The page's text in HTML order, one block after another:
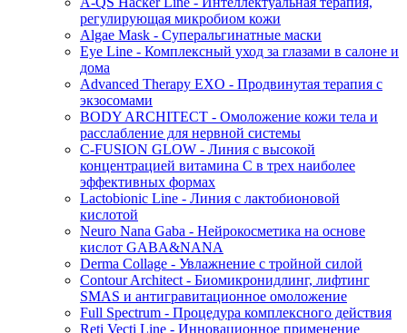
регулирующая микробиом кожи
Algae Mask - Суперальгинатные маски
Eye Line - Комплексный уход за глазами в салоне и
дома
Advanced Therapy EXO - Продвинутая терапия с
экзосомами
BODY ARCHITECT - Омоложение кожи тела и
расслабление для нервной системы
C-FUSION GLOW - Линия с высокой
концентрацией витамина C в трех наиболее
эффективных формах
Lactobionic Line - Линия с лактобионовой
кислотой
Neuro Nana Gaba - Нейрокосметика на основе
кислот GABA&NANA
Derma Collage - Увлажнение с тройной силой
Contour Architect - Биомикронидлинг, лифтинг
SMAS и антигравитационное омоложение
Full Spectrum - Процедура комплексного действия
Reti Vecti Line - Инновационное применение